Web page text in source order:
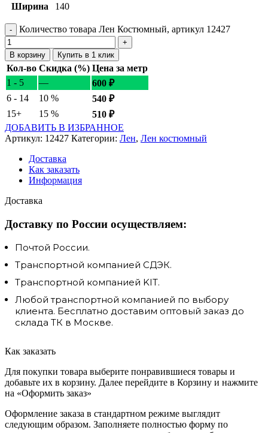
Ширина 140
Количество товара Лен Костюмный, артикул 12427
В корзину Купить в 1 клик
Кол-во Скидка (%) Цена за метр
1 - 5
— 600 ₽
6 - 14
10 % 540 ₽
15+
15 % 510 ₽
ДОБАВИТЬ В ИЗБРАННОЕ
Артикул: 12427 Категории: Лен, Лен костюмный
Доставка
Как заказать
Информация
Доставка
Доставку по России осуществляем:
Почтой России.
Транспортной компанией СДЭК.
Транспортной компанией KIT.
Любой транспортной компанией по выбору
клиента. Бесплатно доставим оптовый заказ до
склада ТК в Москве.
Как заказать
Для покупки товара выберите понравившиеся товары и
добавьте их в корзину. Далее перейдите в Корзину и нажмите
на «Оформить заказ»
Оформление заказа в стандартном режиме выглядит
следующим образом. Заполняете полностью форму по